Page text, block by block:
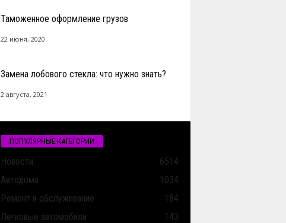
Таможенное оформление грузов
22 июня, 2020
Замена лобового стекла: что нужно знать?
2 августа, 2021
ПОПУЛЯРНЫЕ КАТЕГОРИИ
Новости
6514
Автодома
1034
Ремонт и обслуживание
184
Легковые автомобили
143